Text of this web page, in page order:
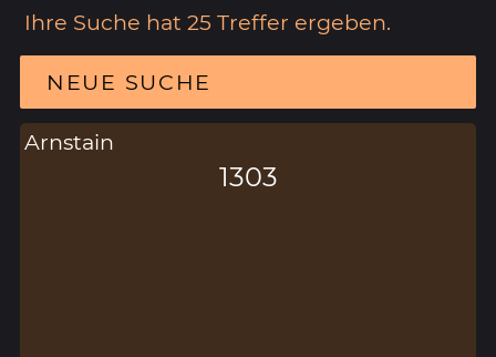
Ihre Suche hat 25 Treffer ergeben.
NEUE SUCHE
Arnstain
1303